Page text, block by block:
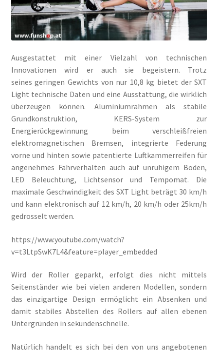
Ausgestattet mit einer Vielzahl von technischen
Innovationen wird er auch sie begeistern. Trotz
seines geringen Gewichts von nur 10,8 kg bietet der SXT
Light technische Daten und eine Ausstattung, die wirklich
überzeugen können. Aluminiumrahmen als stabile
Grundkonstruktion, KERS-System zur
Energierückgewinnung beim verschleißfreien
elektromagnetischen Bremsen, integrierte Federung
vorne und hinten sowie patentierte Luftkammerreifen für
angenehmes Fahrverhalten auch auf unruhigem Boden,
LED Beleuchtung, Lichtsensor und Tempomat. Die
maximale Geschwindigkeit des SXT Light beträgt 30 km/h
und kann elektronisch auf 12 km/h, 20 km/h oder 25km/h
gedrosselt werden.
https://www.youtube.com/watch?
v=t3LtpSwK7L4&feature=player_embedded
Wird der Roller geparkt, erfolgt dies nicht mittels
Seitenständer wie bei vielen anderen Modellen, sondern
das einzigartige Design ermöglicht ein Absenken und
damit stabiles Abstellen des Rollers auf allen ebenen
Untergründen in sekundenschnelle.
Natürlich handelt es sich bei den von uns angebotenen